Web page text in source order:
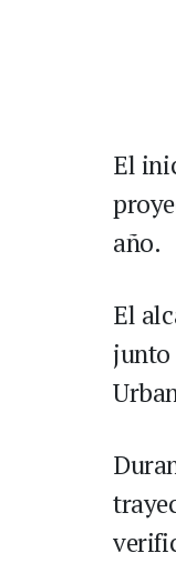
El
año.
El
junto